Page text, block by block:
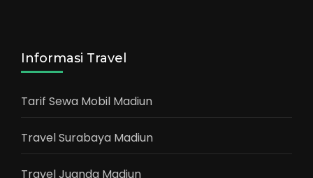
Informasi Travel
Tarif Sewa Mobil Madiun
Travel Surabaya Madiun
Travel Juanda Madiun